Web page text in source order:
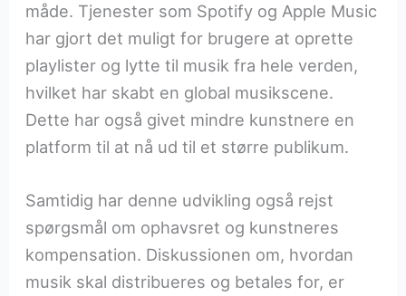
måde. Tjenester som Spotify og Apple Music
har gjort det muligt for brugere at oprette
playlister og lytte til musik fra hele verden,
hvilket har skabt en global musikscene.
Dette har også givet mindre kunstnere en
platform til at nå ud til et større publikum.
Samtidig har denne udvikling også rejst
spørgsmål om ophavsret og kunstneres
kompensation. Diskussionen om, hvordan
musik skal distribueres og betales for, er